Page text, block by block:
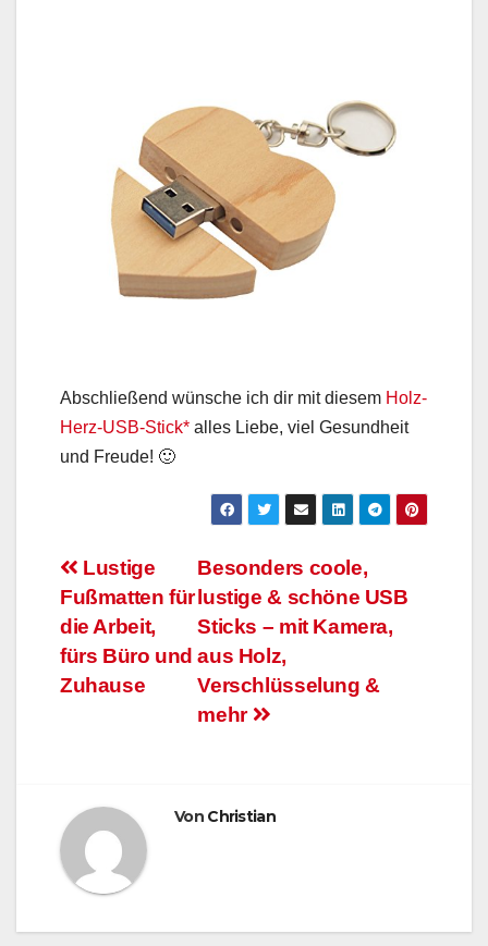
Abschließend wünsche ich dir mit diesem Holz-
Herz-USB-Stick* alles Liebe, viel Gesundheit
und Freude! 🙂
Beitragsnavigation
Besonders coole,
lustige & schöne USB
Sticks – mit Kamera,
aus Holz,
Verschlüsselung &
mehr
Lustige
Fußmatten für
die Arbeit,
fürs Büro und
Zuhause
Von Christian
ARBEITSFLOW
EFFIZIENZ & PRODUKTIVITÄT IM BÜRO